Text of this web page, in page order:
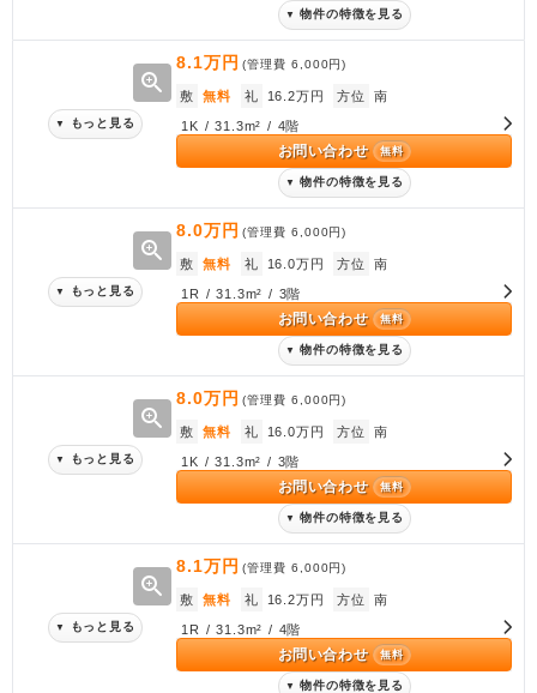
▼ 物件の特徴を見る
zoom_in
▼ もっと見る
8.1万円 (管理費6,000円)
敷 無料 礼 16.2万円 方位 南
1K / 31.3m² / 4階
お問い合わせ 無料
▼ 物件の特徴を見る
zoom_in
▼ もっと見る
8.0万円 (管理費6,000円)
敷 無料 礼 16.0万円 方位 南
1R / 31.3m² / 3階
お問い合わせ 無料
▼ 物件の特徴を見る
zoom_in
▼ もっと見る
8.0万円 (管理費6,000円)
敷 無料 礼 16.0万円 方位 南
1K / 31.3m² / 3階
お問い合わせ 無料
▼ 物件の特徴を見る
zoom_in
▼ もっと見る
8.1万円 (管理費6,000円)
敷 無料 礼 16.2万円 方位 南
1R / 31.3m² / 4階
お問い合わせ 無料
▼ 物件の特徴を見る